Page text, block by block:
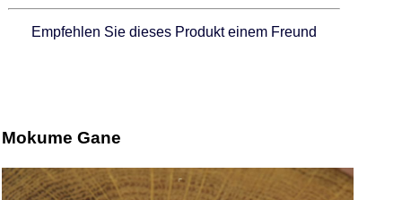
Empfehlen Sie dieses Produkt einem Freund
Mokume Gane